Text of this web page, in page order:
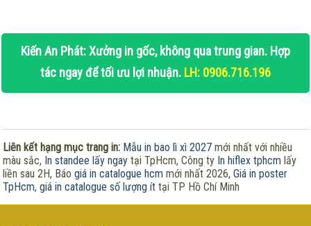
Kiến An Phát: Xưởng in gốc, không qua trung gian. Hợp
tác ngay để tối ưu lợi nhuận. LH: 0906.716.196
Liên kết hạng mục trang in: Mẫu in bao lì xì 2027 mới nhất với nhiều
màu sắc, In standee lấy ngay tại TpHcm, Công ty In hiflex tphcm lấy
liền sau 2H, Báogiá in catalogue hcm mới nhất 2026,Giá in poster
TpHcm,giá in catalogue số lượng ít tại TP Hồ Chí Minh